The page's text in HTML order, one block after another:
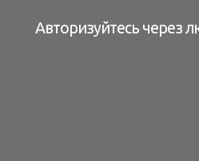
Авторизуйтесь через